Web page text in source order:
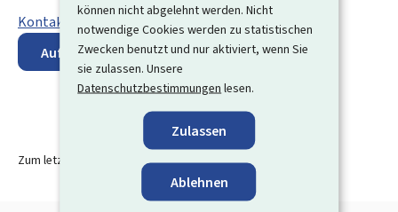
können nicht abgelehnt werden. Nicht
notwendige Cookies werden zu statistischen
Zwecken benutzt und nur aktiviert, wenn Sie
sie zulassen. Unsere
Datenschutzbestimmungen lesen.
Zulassen
Ablehnen
Kontaktformular
Auf der Karte anzeigen
Zum letzten Mal aktualisiert am17.09.2025